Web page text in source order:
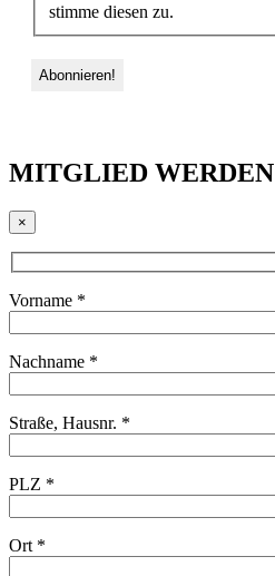
stimme diesen zu.
MITGLIED WERDEN
×
Vorname *
Nachname *
Straße, Hausnr. *
PLZ *
Ort *